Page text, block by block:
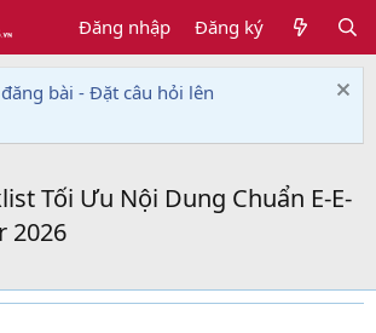
Đăng nhập Đăng ký
bài - Đặt câu hỏi lên
Tối Ưu Nội Dung Chuẩn E-E-
2026